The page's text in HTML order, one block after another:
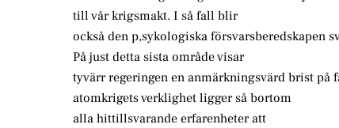
till vår krigsmakt. I så fall blir
också den p,sykologiska försvarsberedskapen
På just detta sista område visar
tyvärr regeringen en anmärkningsvärd brist på
atomkrigets verklighet ligger så bortom
alla hittillsvarande erfarenheter att